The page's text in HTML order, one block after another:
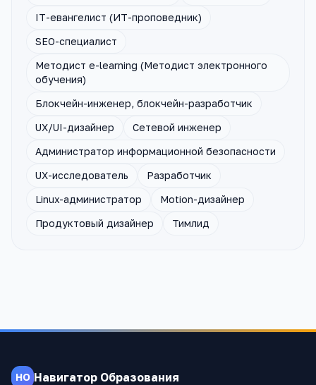
IT-евангелист (ИТ-проповедник)
SEO-специалист
Методист e-learning (Методист электронного
обучения)
Блокчейн-инженер, блокчейн-разработчик
UX/UI-дизайнер
Сетевой инженер
Администратор информационной безопасности
UX-исследователь
Разработчик
Linux-администратор
Motion-дизайнер
Продуктовый дизайнер
Тимлид
НО Навигатор Образования